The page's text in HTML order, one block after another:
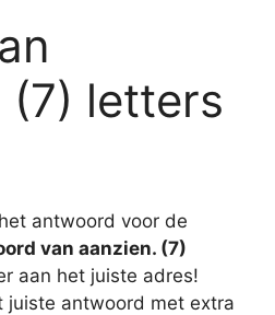
(7) letters
antwoord voor de
van aanzien. (7)
aan het juiste adres!
juiste antwoord met extra